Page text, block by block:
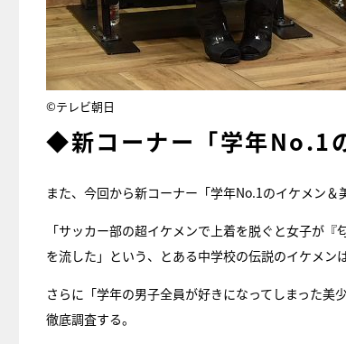
©テレビ朝日
◆新コーナー「学年No.1
また、今回から新コーナー「学年No.1のイケメン＆
「サッカー部の超イケメンで上着を脱ぐと女子が
を流した」という、とある中学校の伝説のイケメン
さらに「学年の男子全員が好きになってしまった
徹底調査する。